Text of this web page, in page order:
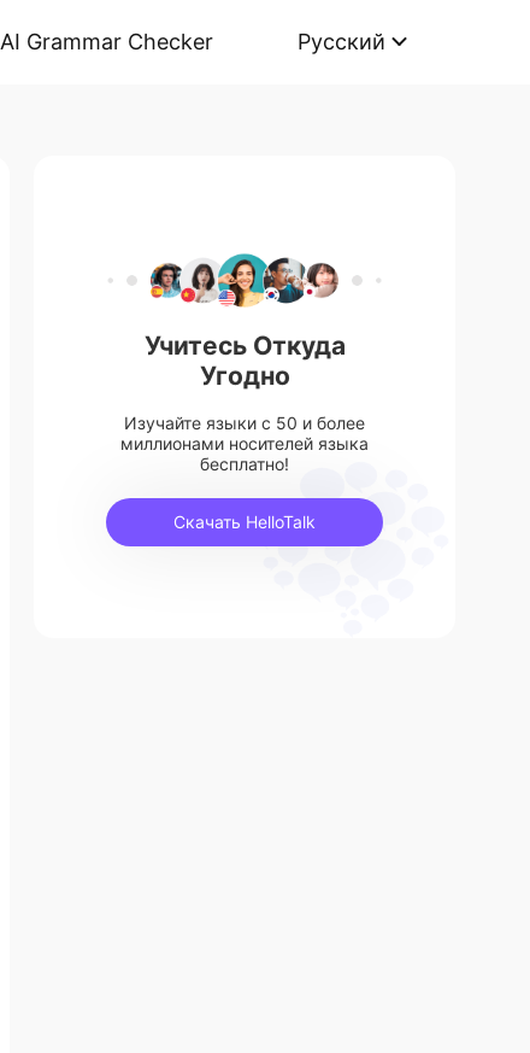
AI Grammar Checker Русский
Учитесь Откуда
Угодно
Изучайте языки с 50 и более
миллионами носителей языка
бесплатно!
Скачать HelloTalk